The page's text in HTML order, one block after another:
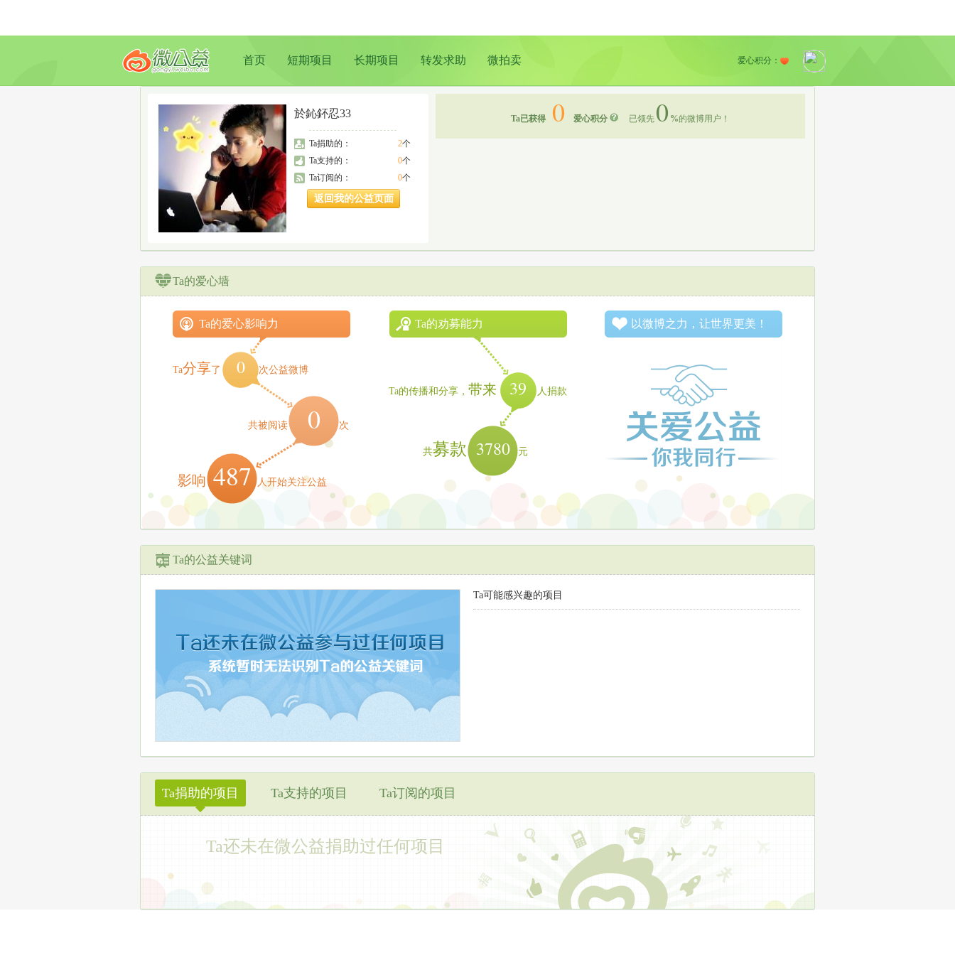
首页 短期项目 长期项目 转发求助 微拍卖 爱心积分：
於鈊鈈忍33
2个
Ta捐助的：
0个
Ta支持的：
0个
Ta订阅的：
返回我的公益页面
Ta已获得 0 爱心积分 已领先 0 %的微博用户！
Ta的爱心墙
Ta的爱心影响力
Ta分享了 0 次公益微博
共被阅读 0 次
影响 487 人开始关注公益
Ta的劝募能力
Ta的传播和分享， 带来 39 人捐款
共募款 3780 元
以微博之力，让世界更美！
Ta的公益关键词
Ta可能感兴趣的项目
Ta捐助的项目
◆
Ta支持的项目 Ta订阅的项目
Ta还未在微公益捐助过任何项目